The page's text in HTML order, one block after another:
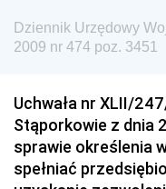
Dziennik Urzędowy
Dziennik Urzędowy
Dziennik Urzędowy
Dziennik Urzędowy
Dziennik Urzędowy
Dziennik Urzędowy
2009 nr 474 poz. 3451
Uchwała nr XLII/
Stąporkowie z dnia
sprawie określenia
spełniać